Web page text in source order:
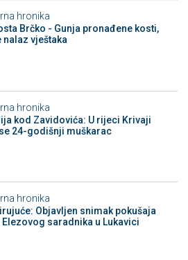
hronika
Brčko - Gunja pronađene kosti,
nalaz vještaka
hronika
kod Zavidovića: U rijeci Krivaji
24-godišnji muškarac
hronika
Objavljen snimak pokušaja
Elezovog saradnika u Lukavici